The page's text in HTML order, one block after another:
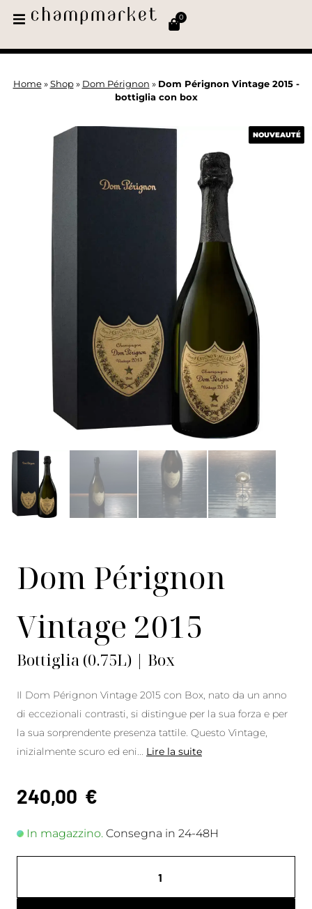
0
Home» Shop» Dom Pérignon » Dom Pérignon Vintage 2015 -
bottiglia con box
NOUVEAUTÉ
Dom Pérignon
Vintage 2015
Bottiglia (0.75L) | Box
Il Dom Pérignon Vintage 2015 con Box, nato da un anno
di eccezionali contrasti, si distingue per la sua forza e per
la sua sorprendente presenza tattile. Questo Vintage,
inizialmente scuro ed eni
Lire la suite
240,00 €
In magazzino. Consegna in 24-48H